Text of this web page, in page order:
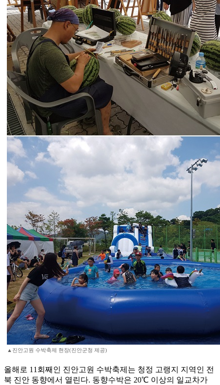
▲진안고원 수박축제 현장(진안군청 제공)
올해로 11회째인 진안고원 수박축제는 청정 고랭지 지역인 전
북 진안 동향에서 열린다. 동향수박은 20℃ 이상의 일교차가